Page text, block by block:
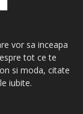
vor sa inceapa
tot ce te
si moda, citate
iubite.